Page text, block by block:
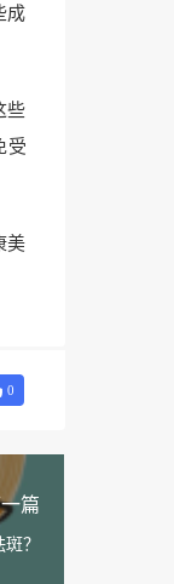
成
些
受
美
0
篇
？